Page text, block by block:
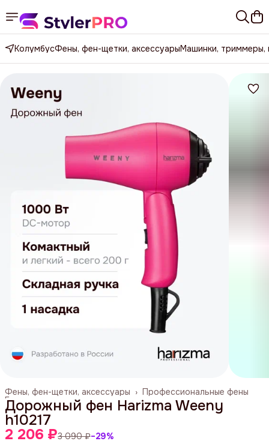
КолумбусФены, фен-щетки, аксессуарыМашинки, триммеры,
Профессиональные фены
Фены, фен-щетки, аксессуары ›
Главная ›
Дорожный фен Harizma Weeny
h10217
2 206 ₽3 090 ₽−29%